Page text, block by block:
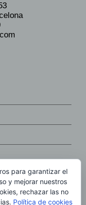
para garantizar el
y mejorar nuestros
rechazar las no
Política de cookies